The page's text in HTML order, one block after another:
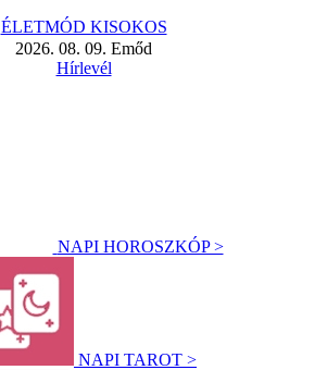
ÉLETMÓD KISOKOS
2026. 08. 09. Emőd
Hírlevél
NAPI HOROSZKÓP >
NAPI TAROT >